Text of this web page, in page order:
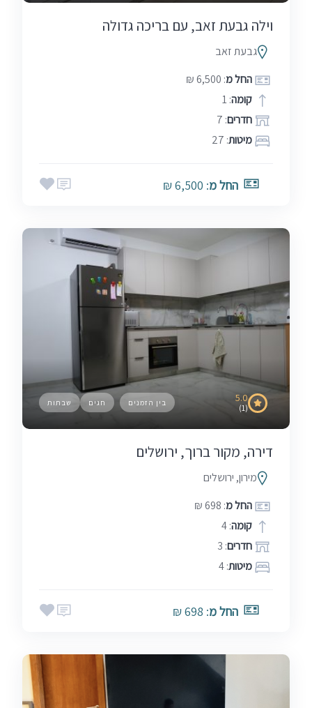
וילה גבעת זאב, עם בריכה גדולה
גבעת זאב
החל מ: 6,500 ₪
קומה: 1
חדרים: 7
מיטות: 27
החל מ: 6,500 ₪
5.0
(1) בין הזמנים חגים שבתות
דירה, מקור ברוך, ירושלים
מירון, ירושלים
החל מ: 698 ₪
קומה: 4
חדרים: 3
מיטות: 4
החל מ: 698 ₪